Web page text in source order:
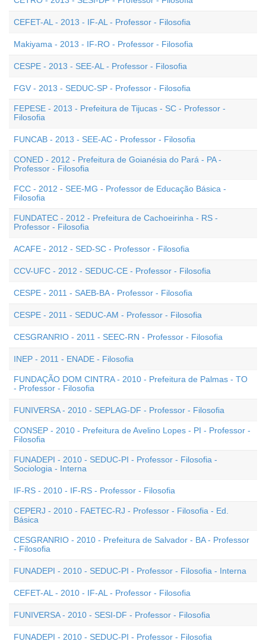
CEFET-AL - 2013 - IF-AL - Professor - Filosofia
Makiyama - 2013 - IF-RO - Professor - Filosofia
CESPE - 2013 - SEE-AL - Professor - Filosofia
FGV - 2013 - SEDUC-SP - Professor - Filosofia
FEPESE - 2013 - Prefeitura de Tijucas - SC - Professor -
Filosofia
FUNCAB - 2013 - SEE-AC - Professor - Filosofia
CONED - 2012 - Prefeitura de Goianésia do Pará - PA -
Professor - Filosofia
FCC - 2012 - SEE-MG - Professor de Educação Básica -
Filosofia
FUNDATEC - 2012 - Prefeitura de Cachoeirinha - RS -
Professor - Filosofia
ACAFE - 2012 - SED-SC - Professor - Filosofia
CCV-UFC - 2012 - SEDUC-CE - Professor - Filosofia
CESPE - 2011 - SAEB-BA - Professor - Filosofia
CESPE - 2011 - SEDUC-AM - Professor - Filosofia
CESGRANRIO - 2011 - SEEC-RN - Professor - Filosofia
INEP - 2011 - ENADE - Filosofia
FUNDAÇÃO DOM CINTRA - 2010 - Prefeitura de Palmas - TO
- Professor - Filosofia
FUNIVERSA - 2010 - SEPLAG-DF - Professor - Filosofia
CONSEP - 2010 - Prefeitura de Avelino Lopes - PI - Professor -
Filosofia
FUNADEPI - 2010 - SEDUC-PI - Professor - Filosofia -
Sociologia - Interna
IF-RS - 2010 - IF-RS - Professor - Filosofia
CEPERJ - 2010 - FAETEC-RJ - Professor - Filosofia - Ed.
Básica
CESGRANRIO - 2010 - Prefeitura de Salvador - BA - Professor
- Filosofia
FUNADEPI - 2010 - SEDUC-PI - Professor - Filosofia - Interna
CEFET-AL - 2010 - IF-AL - Professor - Filosofia
FUNIVERSA - 2010 - SESI-DF - Professor - Filosofia
FUNADEPI - 2010 - SEDUC-PI - Professor - Filosofia